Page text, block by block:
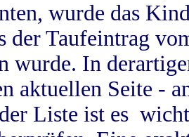
wurde das
der Taufeintrag
wurde. In
aktuellen Seite -
Liste ist es